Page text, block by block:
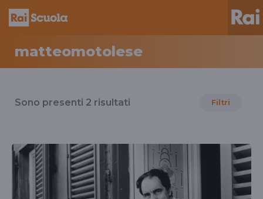
matteomotolese
il
matteomotolese
Sono presenti 2 risultati Filtri